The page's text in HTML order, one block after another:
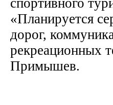
«Планируется
дорог,
рекреационных
Примышев.